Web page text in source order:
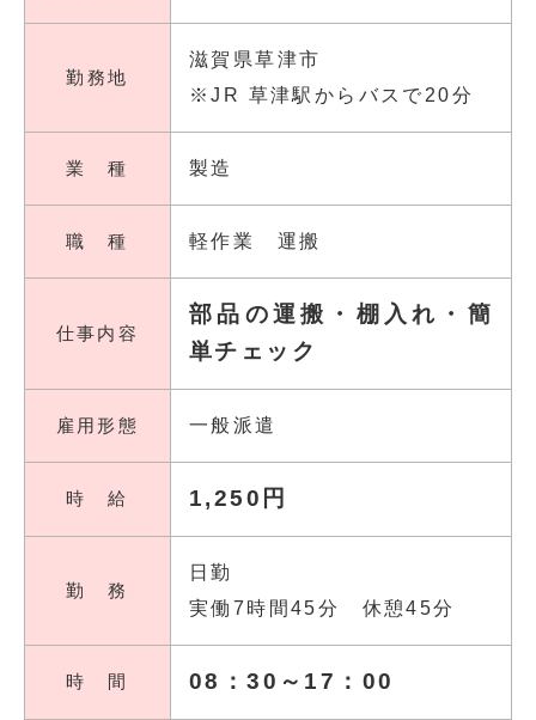
勤務地
滋賀県草津市
※JR 草津駅からバスで20分
業 種 製造
職 種 軽作業 運搬
仕事内容
部品の運搬・棚入れ・簡
単チェック
雇用形態 一般派遣
時 給 1,250円
勤 務
日勤
実働7時間45分 休憩45分
時 間 08：30～17：00